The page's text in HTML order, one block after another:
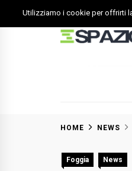
to
HOME NEWS
Foggia News
Utilizziamo i cookie per offrirti